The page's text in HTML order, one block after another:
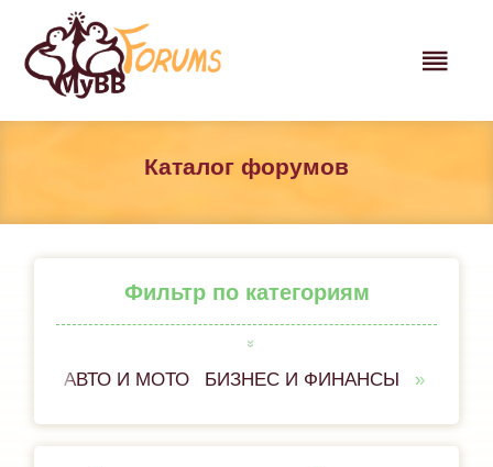
Каталог форумов
Фильтр по категориям
АВТО И МОТО БИЗНЕС И ФИНАНСЫ